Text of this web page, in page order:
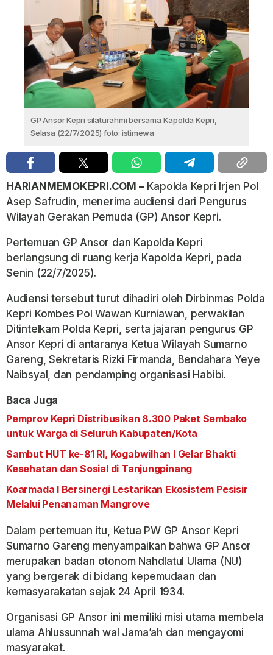
GP Ansor Kepri silaturahmi bersama Kapolda Kepri,
Selasa (22/7/2025) foto: istimewa
HARIANMEMOKEPRI.COM –Kapolda Kepri Irjen Pol
Asep Safrudin, menerima audiensi dari Pengurus
Wilayah Gerakan Pemuda (GP) Ansor Kepri.
Pertemuan GP Ansor dan Kapolda Kepri
berlangsung di ruang kerja Kapolda Kepri, pada
Senin (22/7/2025).
Audiensi tersebut turut dihadiri oleh Dirbinmas Polda
Kepri Kombes Pol Wawan Kurniawan, perwakilan
Ditintelkam Polda Kepri, serta jajaran pengurus GP
Ansor Kepri di antaranya Ketua Wilayah Sumarno
Gareng, Sekretaris Rizki Firmanda, Bendahara Yeye
Naibsyal, dan pendamping organisasi Habibi.
Baca Juga
Pemprov Kepri Distribusikan 8.300 Paket Sembako
untuk Warga di Seluruh Kabupaten/Kota
Sambut HUT ke-81 RI, Kogabwilhan I Gelar Bhakti
Kesehatan dan Sosial di Tanjungpinang
Koarmada I Bersinergi Lestarikan Ekosistem Pesisir
Melalui Penanaman Mangrove
Dalam pertemuan itu, Ketua PW GP Ansor Kepri
Sumarno Gareng menyampaikan bahwa GP Ansor
merupakan badan otonom Nahdlatul Ulama (NU)
yang bergerak di bidang kepemudaan dan
kemasyarakatan sejak 24 April 1934.
Organisasi GP Ansor ini memiliki misi utama membela
ulama Ahlussunnah wal Jama’ah dan mengayomi
masyarakat.